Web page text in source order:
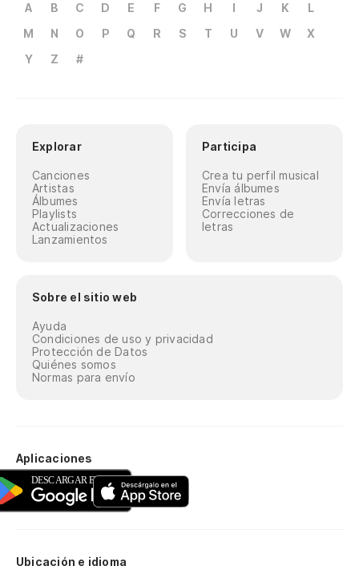
A B C D E F G H I J K
L
M
N O P Q R S T U V W
X
Y
Z #
Explorar
Canciones
Artistas
Álbumes
Playlists
Actualizaciones
Lanzamientos
Participa
Crea tu perfil musical
Envía álbumes
Envía letras
Correcciones de
letras
Sobre el sitio web
Ayuda
Condiciones de uso y privacidad
Protección de Datos
Quiénes somos
Normas para envío
Aplicaciones
Ubicación e idioma